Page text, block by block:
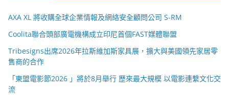
AXA XL 將收購全球企業情報及網絡安全顧問公司 S-RM
Coolita聯合頭部廣電機構成立印尼首個FAST媒體聯盟
Tribesigns出席2026年拉斯維加斯家具展，擴大與美國領先家居零
售商的合作
「東盟電影節2026 」將於8月舉行 歷來最大規模 以電影連繫文化交
流